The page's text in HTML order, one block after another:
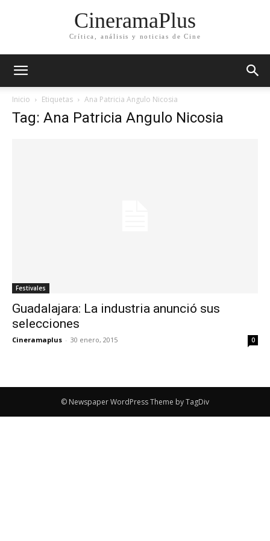
CineramaPlus
Crítica, análisis y noticias de Cine
Inicio Etiquetas Ana Patricia Angulo Nicosia
Tag: Ana Patricia Angulo Nicosia
Festivales
Guadalajara: La industria anunció sus
selecciones
Cineramaplus - 30 enero, 2015 0
© Newspaper WordPress Theme by TagDiv